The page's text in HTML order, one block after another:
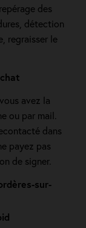
des
détection
regraisser le
avez la
ou par mail.
dans
payez pas
de signer.
sur-